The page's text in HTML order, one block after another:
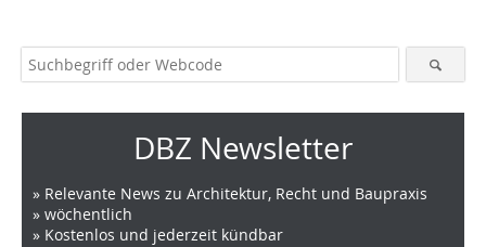
DBZ Newsletter
» Relevante News zu Architektur, Recht und Baupraxis
» wöchentlich
» Kostenlos und jederzeit kündbar